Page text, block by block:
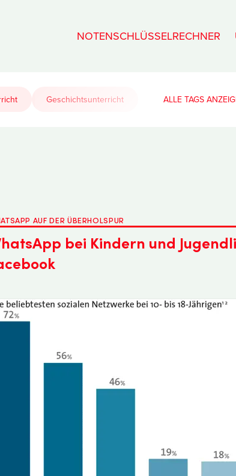
NOTENSCHLÜSSELRECHNER
Geschichtsunterricht ALLE TAGS
AUF DER ÜBERHOLSPUR
bei Kindern und